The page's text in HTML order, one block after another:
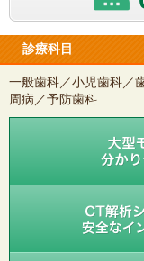
診療科目
一般歯科／小児歯科／
周病／予防歯科